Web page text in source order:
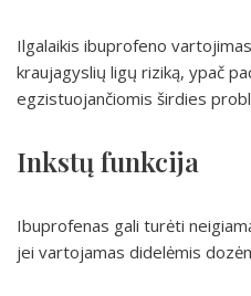
Ilgalaikis ibuprofeno
kraujagyslių ligų riziką, ypač
egzistuojančiomis širdies
Inkstų funkcija
Ibuprofenas gali turėti
jei vartojamas didelėmis